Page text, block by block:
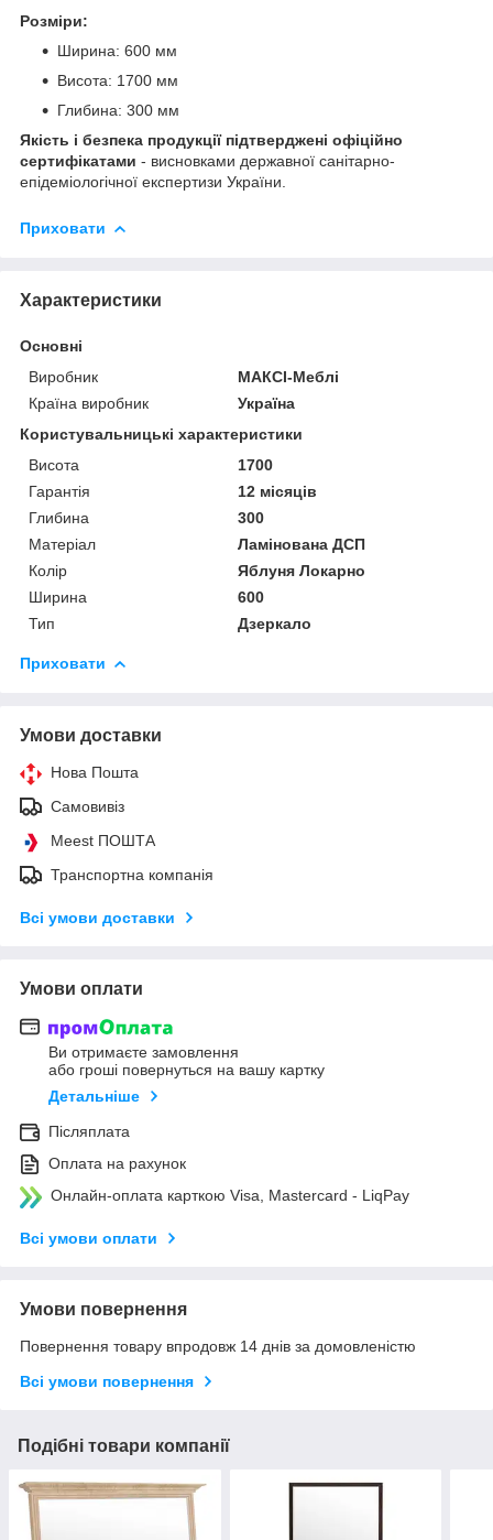
Розміри:
Ширина: 600 мм
Висота: 1700 мм
Глибина: 300 мм
Якість і безпека продукції підтверджені офіційно
сертифікатами - висновками державної санітарно-
епідеміологічної експертизи України.
Приховати
Характеристики
Основні
Виробник
МАКСІ-Меблі
Країна виробник
Україна
Користувальницькі характеристики
Висота
1700
Гарантія
12 місяців
Глибина
300
Матеріал
Ламінована ДСП
Колір
Яблуня Локарно
Ширина
600
Тип
Дзеркало
Приховати
Умови доставки
Нова Пошта
Самовивіз
Meest ПОШТА
Транспортна компанія
Всі умови доставки
Умови оплати
Ви отримаєте замовлення
або гроші повернуться на вашу картку
Детальніше
Післяплата
Оплата на рахунок
Онлайн-оплата карткою Visa, Mastercard - LiqPay
Всі умови оплати
Умови повернення
Повернення товару впродовж 14 днів за домовленістю
Всі умови повернення
Подібні товари компанії